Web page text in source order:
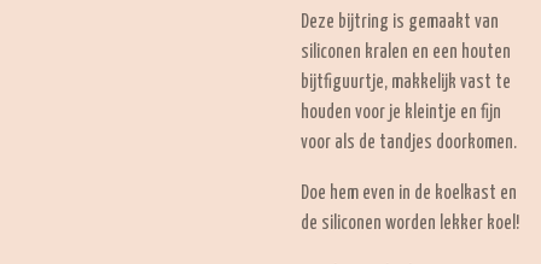
Deze bijtring is gemaakt van
siliconen kralen en een houten
bijtfiguurtje, makkelijk vast te
houden voor je kleintje en fijn
voor als de tandjes doorkomen.
Doe hem even in de koelkast en
de siliconen worden lekker koel!